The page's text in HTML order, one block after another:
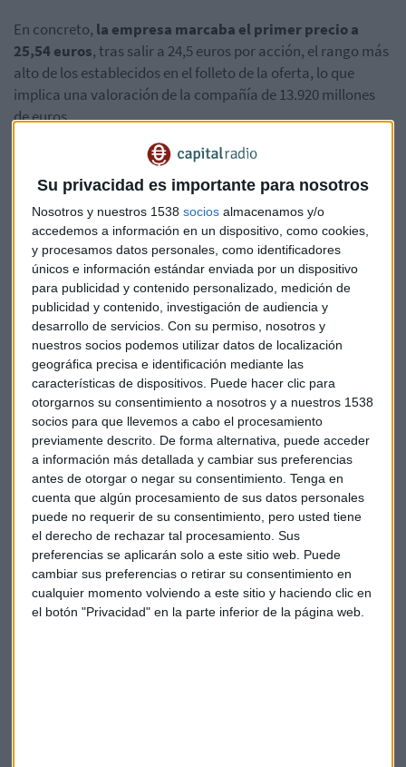
Su privacidad es importante para nosotros
Nosotros y nuestros 1538 socios almacenamos y/o
accedemos a información en un dispositivo, como cookies,
y procesamos datos personales, como identificadores
únicos e información estándar enviada por un dispositivo
para publicidad y contenido personalizado, medición de
publicidad y contenido, investigación de audiencia y
desarrollo de servicios. Con su permiso, nosotros y
nuestros socios podemos utilizar datos de localización
geográfica precisa e identificación mediante las
características de dispositivos. Puede hacer clic para
otorgarnos su consentimiento a nosotros y a nuestros 1538
socios para que llevemos a cabo el procesamiento
previamente descrito. De forma alternativa, puede acceder
a información más detallada y cambiar sus preferencias
antes de otorgar o negar su consentimiento. Tenga en
cuenta que algún procesamiento de sus datos personales
puede no requerir de su consentimiento, pero usted tiene
el derecho de rechazar tal procesamiento. Sus
preferencias se aplicarán solo a este sitio web. Puede
cambiar sus preferencias o retirar su consentimiento en
cualquier momento volviendo a este sitio y haciendo clic en
el botón "Privacidad" en la parte inferior de la página web.
En concreto, la empresa marcaba el primer precio a
25,54 euros, tras salir a 24,5 euros por acción, el rango más
alto de los establecidos en el folleto de la oferta, lo que
implica una valoración de la compañía de 13.920 millones
de euros.
Pero lo cierto es que, pese a la elevada expectación, el grupo
dirigido por Marc Puig no ha logrado todavía estar a la
Pese a ello, el mercado tiene todavía mucha fe en su
potencial y los analistas sí la ven una clara candidata al Ibex
Sector lujo en bolsa
¿Es un buen momento para el sector?Desde Renta 4
consideran que sí. Según acaban de publicar, el sector del
lujo, impulsado por la expansión económica global y el
aumento del poder adquisitivo en mercados emergentes,
presenta un atractivo potencial de inversión en marcas de
lujo.
Estas marcas se destacan por su capacidad de adaptación e
innovación, manteniendo márgenes altos y disfrutando de
la lealtad de sus clientes, señala Renta 4.
A pesar de desafíos como la fluctuación económica, la
capacidad de las marcas de lujo para fijar precios protege